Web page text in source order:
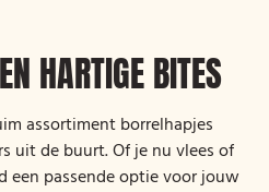
HARTIGE BITES
assortiment borrelhapjes
uit de buurt. Of je nu vlees of
een passende optie voor jouw